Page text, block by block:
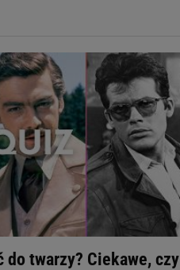
do twarzy? Ciekawe, czy